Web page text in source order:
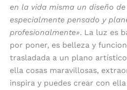
en la vida misma un diseño
especialmente pensado y
profesionalmente». La luz es
por poner, es belleza y
trasladada a un plano
ella cosas maravillosas,
inspira y puedes crear con